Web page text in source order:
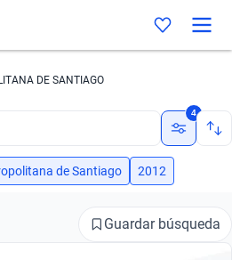
DE SANTIAGO
4
de Santiago 2012
Guardar búsqueda